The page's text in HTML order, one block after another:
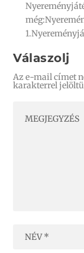
Válaszolj
Az e-mail címet
karakterrel